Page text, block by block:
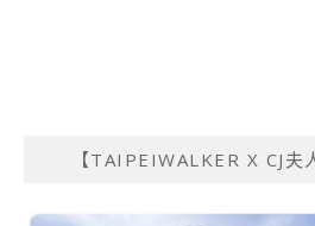
【TAIPEIWALKER X CJ